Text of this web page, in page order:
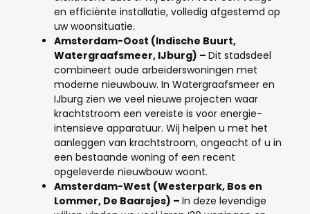
en efficiënte installatie, volledig afgestemd op
uw woonsituatie.
Amsterdam-Oost (Indische Buurt,
Watergraafsmeer, IJburg) – Dit stadsdeel
combineert oude arbeiderswoningen met
moderne nieuwbouw. In Watergraafsmeer en
IJburg zien we veel nieuwe projecten waar
krachtstroom een vereiste is voor energie-
intensieve apparatuur. Wij helpen u met het
aanleggen van krachtstroom, ongeacht of u in
een bestaande woning of een recent
opgeleverde nieuwbouw woont.
Amsterdam-West (Westerpark, Bos en
Lommer, De Baarsjes) – In deze levendige